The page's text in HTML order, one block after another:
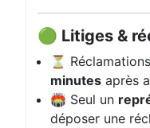
🟢 Litiges &
⏳
minutes après
🏟️ Seul un
déposer une